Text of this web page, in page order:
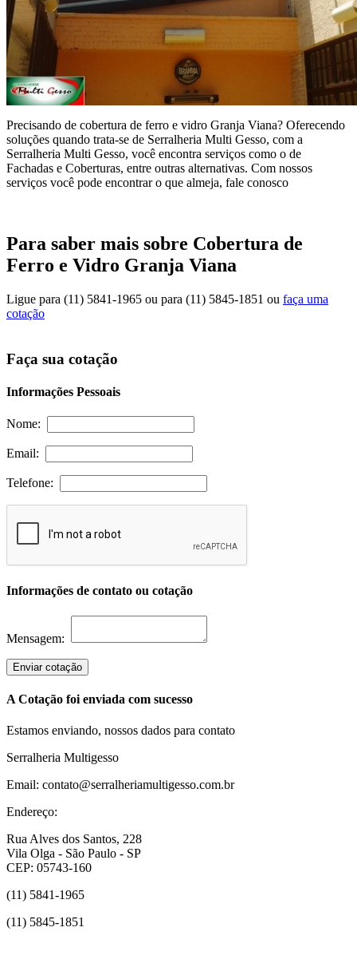
Precisando de cobertura de ferro e vidro Granja Viana? Oferecendo
soluções quando trata-se de Serralheria Multi Gesso, com a
Serralheria Multi Gesso, você encontra serviços como o de
Fachadas e Coberturas, entre outras alternativas. Com nossos
serviços você pode encontrar o que almeja, fale conosco
Para saber mais sobre Cobertura de
Ferro e Vidro Granja Viana
Ligue para (11) 5841-1965 ou para (11) 5845-1851 ou faça uma
cotação
Faça sua cotação
Informações Pessoais
Nome:
Email:
Telefone:
Informações de contato ou cotação
Mensagem:
Enviar cotação
A Cotação foi enviada com sucesso
Estamos enviando, nossos dados para contato
Serralheria Multigesso
Email: contato@serralheriamultigesso.com.br
Endereço:
Rua Alves dos Santos, 228
Vila Olga - São Paulo - SP
CEP: 05743-160
(11) 5841-1965
(11) 5845-1851